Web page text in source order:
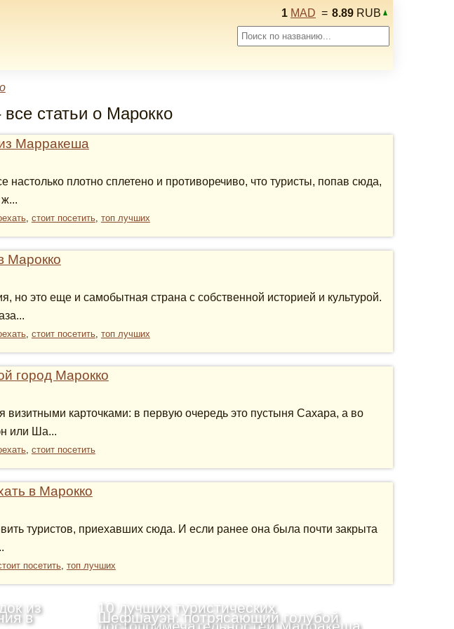
1 MAD = 8.89 RUB
статьи о Марокко
Марракеша
настолько плотно сплетено и противоречиво, что туристы, попав сюда,
, стоит посетить, топ лучших
Марокко
но это еще и самобытная страна с собственной историей и культурой.
, стоит посетить, топ лучших
город Марокко
визитными карточками: в первую очередь это пустыня Сахара, а во
или Ша...
, стоит посетить
в Марокко
туристов, приехавших сюда. И если ранее она была почти закрыта
посетить, топ лучших
из
10 лучших туристических
в
Шефшауэн: потрясающий голубой